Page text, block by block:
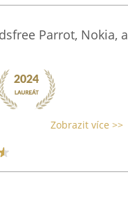
Parrot, Nokia, a
Zobrazit více >>